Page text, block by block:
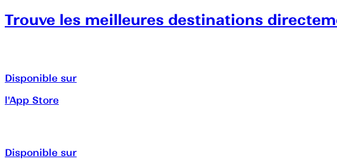
Trouve les meilleures destinations
Disponible sur
l'App Store
Disponible sur